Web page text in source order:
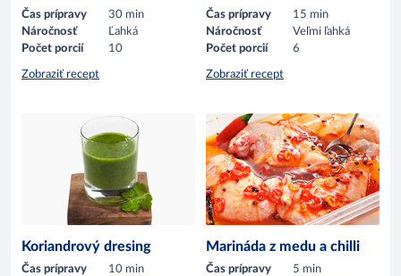
Čas prípravy
30 min
Náročnosť
Ľahká
Počet porcií
10
Zobraziť recept
Čas prípravy
15 min
Náročnosť
Veľmi ľahká
Počet porcií
6
Zobraziť recept
Koriandrový dresing
Čas prípravy
10 min
Marináda z medu a chilli
Čas prípravy
5 min